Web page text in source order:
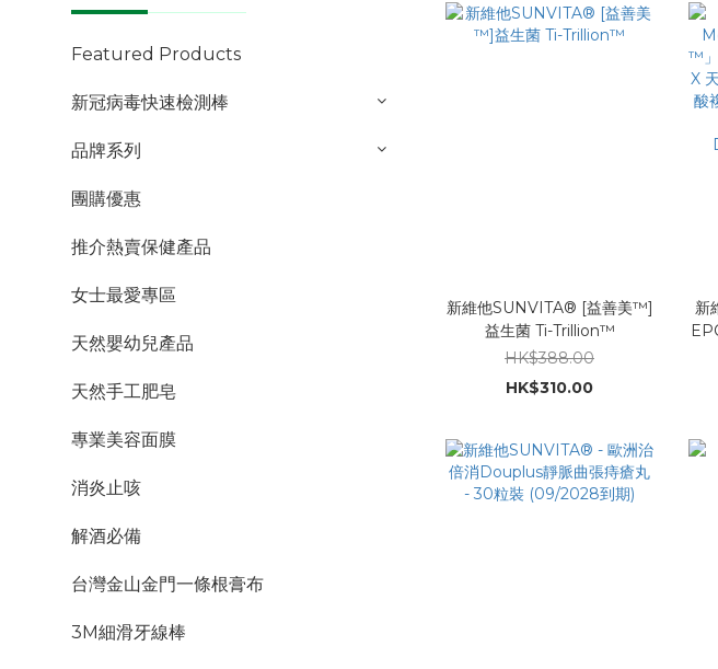
Featured Products
新冠病毒快速檢測棒
品牌系列
團購優惠
推介熱賣保健產品
女士最愛專區
天然嬰幼兒產品
天然手工肥皂
專業美容面膜
消炎止咳
解酒必備
台灣金山金門一條根膏布
3M細滑牙線棒
新維他SUNVITA® [益善美™]
益生菌 Ti-Trillion™
HK$388.00
HK$310.00
新